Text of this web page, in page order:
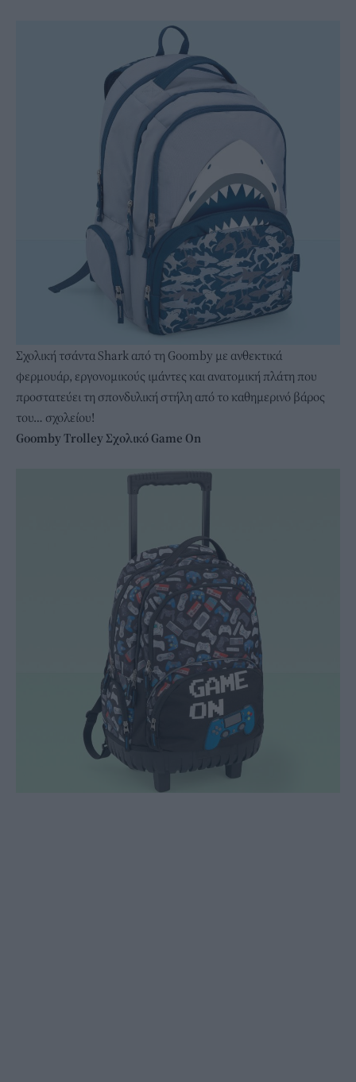
Σχολική τσάντα Shark από τη Goomby με ανθεκτικά
φερμουάρ, εργονομικούς ιμάντες και ανατομική πλάτη που
προστατεύει τη σπονδυλική στήλη από το καθημερινό βάρος
του… σχολείου!
Goomby Trolley Σχολικό Game On